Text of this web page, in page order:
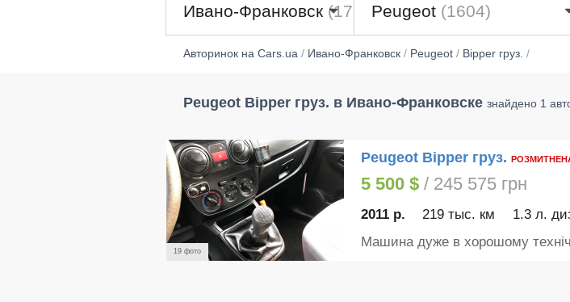
Ивано-Франковск (1768)Peugeot (1604)
Авторинок на Cars.ua/ Ивано-Франковск/ Peugeot/ Bipper груз. /
Peugeot Bipper груз. в Ивано-Франковске знайдено 1
19 фото
Peugeot Bipper груз.
5 500 $/ 245 575 грн
2011 р. 219 тыс. км 1.3 л.
Машина дуже в хорошому